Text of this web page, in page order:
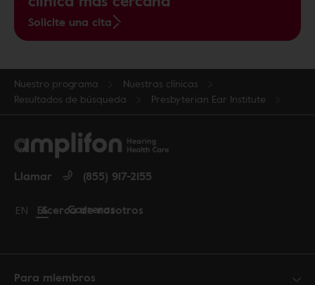
Solicite una cita
Nuestro programa
Nuestras clínicas
Resultados de búsqueda
Presbyterian Ear Institute
Acerca de nosotros
Carreras
Llamar (855) 917-2155
Change language to English
EN Cambiar idioma a español
ES
Para miembros